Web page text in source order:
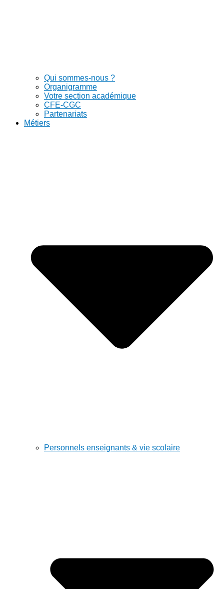
Qui sommes-nous ?
Organigramme
Votre section académique
CFE-CGC
Partenariats
Métiers
Personnels enseignants & vie scolaire